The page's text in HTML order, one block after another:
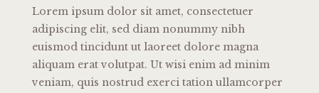
Lorem ipsum dolor sit amet, consectetuer
adipiscing elit, sed diam nonummy nibh
euismod tincidunt ut laoreet dolore magna
aliquam erat volutpat. Ut wisi enim ad minim
veniam, quis nostrud exerci tation ullamcorper